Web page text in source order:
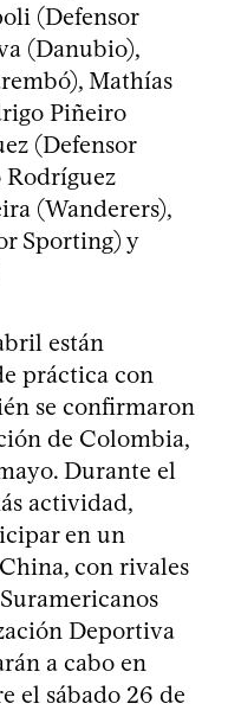
(Defensor
(Danubio),
Mathías
Piñeiro
(Defensor
(Wanderers),
Sporting) y
están
práctica con
se confirmaron
de Colombia,
Durante el
actividad,
en un
con rivales
Deportiva
a cabo en
el sábado 26 de